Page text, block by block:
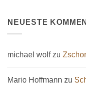
NEUESTE
michael wolfzu
Mario Hoffmann zu